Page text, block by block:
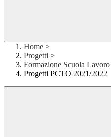
Home >
Progetti >
Formazione Scuola Lavoro
Progetti PCTO 2021/2022